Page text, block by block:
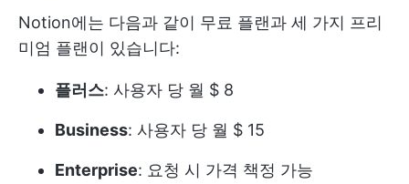
Notion에는 다음과 같이 무료 플랜과 세 가지 프리
미엄 플랜이 있습니다:
플러스: 사용자 당 월 $ 8
Business: 사용자 당 월 $ 15
Enterprise: 요청 시 가격 책정 가능